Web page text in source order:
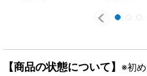
【商品の状態について】 ※初